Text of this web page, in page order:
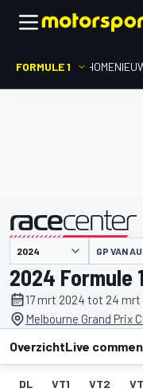
FORMULE 1 HOME
gepresenteerd door GP VAN
2024 Formule
17 mrt 2024 tot 24 mrt
Melbourne Grand Prix
OverzichtLive
DL VT1 VT2